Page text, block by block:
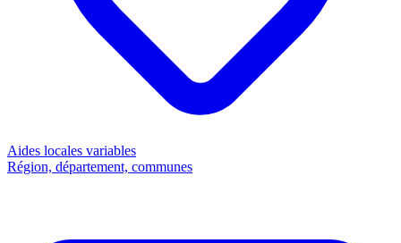
Aides locales variables
Région, département, communes